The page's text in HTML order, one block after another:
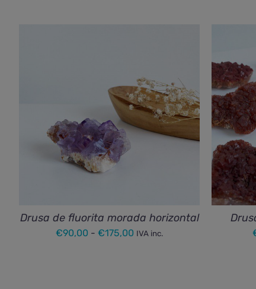
Drusa de fluorita morada horizontal
€90,00 - €175,00 Rango
IVA inc.